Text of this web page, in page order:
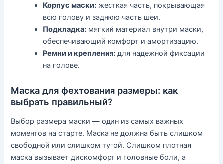
Корпус маски: жесткая часть, покрывающая
всю голову и заднюю часть шеи.
Подкладка: мягкий материал внутри маски,
обеспечивающий комфорт и амортизацию.
Ремни и крепления: для надежной фиксации
на голове.
Маска для фехтования размеры: как
выбрать правильный?
Выбор размера маски — один из самых важных
моментов на старте. Маска не должна быть слишком
свободной или слишком тугой. Слишком плотная
маска вызывает дискомфорт и головные боли, а